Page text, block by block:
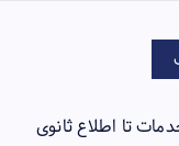
تا اطلاع ثانوی